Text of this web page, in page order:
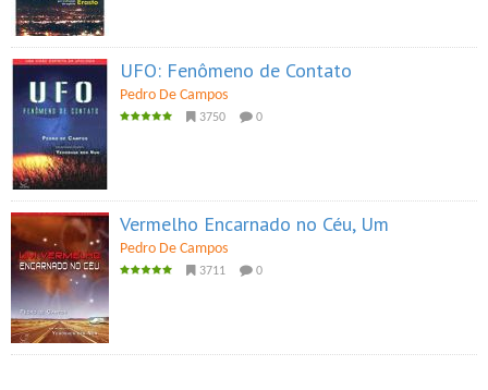
UFO: Fenômeno de Contato
Pedro De Campos
3750 0
Vermelho Encarnado no Céu, Um
Pedro De Campos
3711 0